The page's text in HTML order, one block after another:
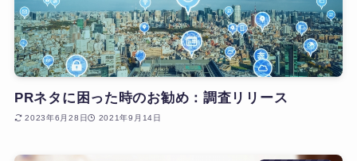
PRネタに困った時のお勧め：調査リリース
2023年6月28日 2021年9月14日